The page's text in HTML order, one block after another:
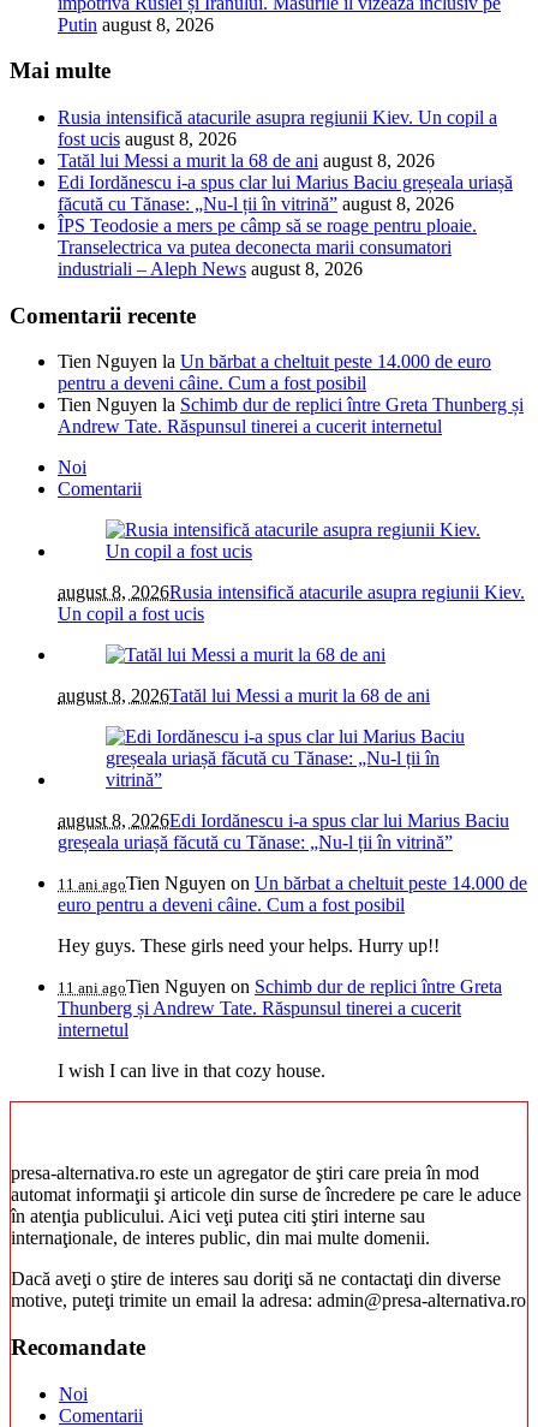
Putin august 8, 2026
Mai multe
Rusia intensifică atacurile asupra regiunii Kiev. Un copil a
fost ucis august 8, 2026
Tatăl lui Messi a murit la 68 de ani august 8, 2026
Edi Iordănescu i-a spus clar lui Marius Baciu greșeala uriașă
făcută cu Tănase: „Nu-l ții în vitrină” august 8, 2026
ÎPS Teodosie a mers pe câmp să se roage pentru ploaie.
Transelectrica va putea deconecta marii consumatori
industriali – Aleph News august 8, 2026
Comentarii recente
Tien Nguyen la Un bărbat a cheltuit peste 14.000 de euro
pentru a deveni câine. Cum a fost posibil
Tien Nguyen la Schimb dur de replici între Greta Thunberg și
Andrew Tate. Răspunsul tinerei a cucerit internetul
Noi
Comentarii
august 8, 2026Rusia intensifică atacurile asupra regiunii Kiev.
Un copil a fost ucis
august 8, 2026Tatăl lui Messi a murit la 68 de ani
august 8, 2026Edi Iordănescu i-a spus clar lui Marius Baciu
greșeala uriașă făcută cu Tănase: „Nu-l ții în vitrină”
11 ani agoTien Nguyen on Un bărbat a cheltuit peste 14.000 de
euro pentru a deveni câine. Cum a fost posibil
Hey guys. These girls need your helps. Hurry up!!
11 ani agoTien Nguyen on Schimb dur de replici între Greta
Thunberg și Andrew Tate. Răspunsul tinerei a cucerit
internetul
I wish I can live in that cozy house.
presa-alternativa.ro este un agregator de ştiri care preia în mod
automat informaţii şi articole din surse de încredere pe care le aduce
în atenţia publicului. Aici veţi putea citi ştiri interne sau
internaţionale, de interes public, din mai multe domenii.
Dacă aveţi o ştire de interes sau doriţi să ne contactaţi din diverse
motive, puteţi trimite un email la adresa: admin@presa-alternativa.ro
Recomandate
Noi
Comentarii